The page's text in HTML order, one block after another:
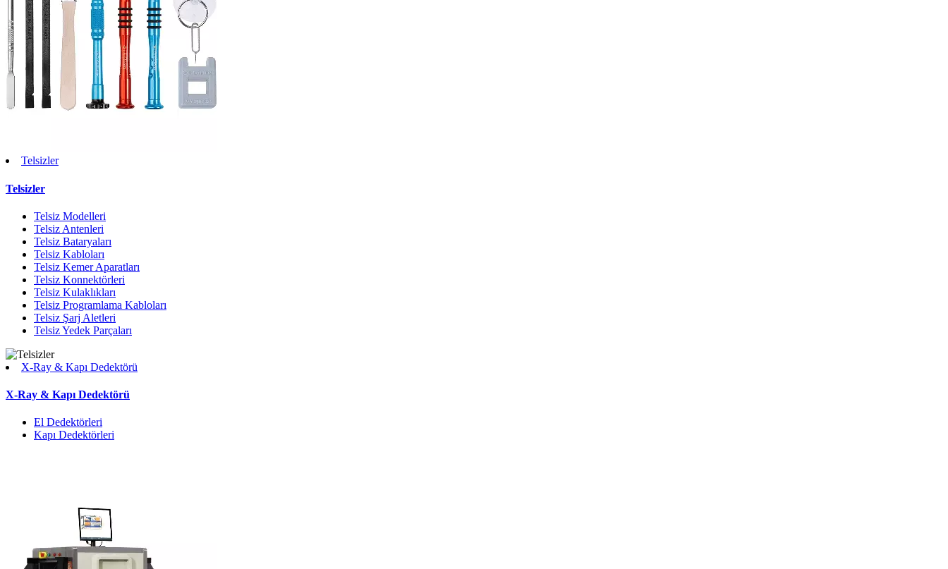
Telsizler
Telsizler
Telsiz Modelleri
Telsiz Antenleri
Telsiz Bataryaları
Telsiz Kabloları
Telsiz Kemer Aparatları
Telsiz Konnektörleri
Telsiz Kulaklıkları
Telsiz Programlama Kabloları
Telsiz Şarj Aletleri
Telsiz Yedek Parçaları
X-Ray & Kapı Dedektörü
X-Ray & Kapı Dedektörü
El Dedektörleri
Kapı Dedektörleri